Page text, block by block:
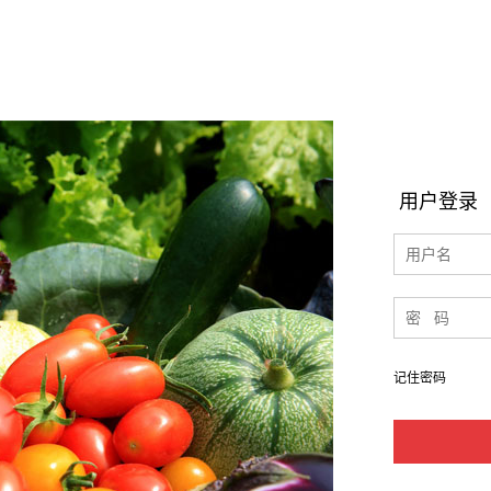
用户登录
记住密码